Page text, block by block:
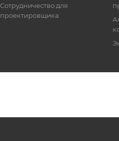
Сотрудничество для
проектировщика